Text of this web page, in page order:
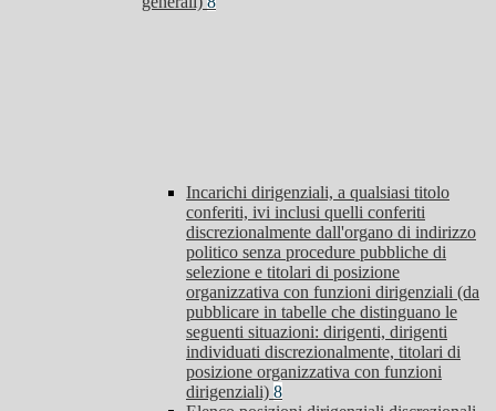
Incarichi dirigenziali, a qualsiasi titolo
conferiti, ivi inclusi quelli conferiti
discrezionalmente dall'organo di indirizzo
politico senza procedure pubbliche di
selezione e titolari di posizione
organizzativa con funzioni dirigenziali (da
pubblicare in tabelle che distinguano le
seguenti situazioni: dirigenti, dirigenti
individuati discrezionalmente, titolari di
posizione organizzativa con funzioni
dirigenziali) 8